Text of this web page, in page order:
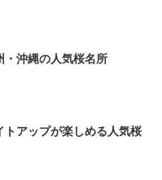
・沖縄の人気桜名所
アップが楽しめる人気桜